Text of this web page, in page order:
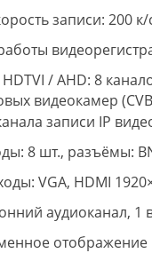
записи: 200
HDTVI / AHD: 8
видеокамер
записи IP
8 шт., разъёмы:
VGA, HDMI
аудиоканал, 1
отображение